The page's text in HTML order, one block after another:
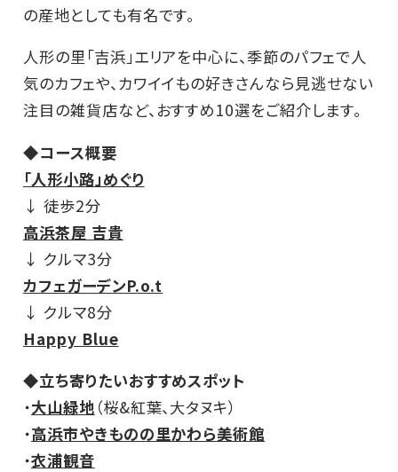
の産地としても有名です。
人形の里「吉浜」エリアを中心に、季節のパフェで人
気のカフェや、カワイイもの好きさんなら見逃せない
注目の雑貨店など、おすすめ10選をご紹介します。
◆コース概要
「人形小路」めぐり
↓ 徒歩2分
高浜茶屋 吉貴
↓ クルマ3分
カフェガーデンP.o.t
↓ クルマ8分
Happy Blue
◆立ち寄りたいおすすめスポット
・大山緑地 （桜&紅葉、大タヌキ）
・高浜市やきものの里かわら美術館
・衣浦観音